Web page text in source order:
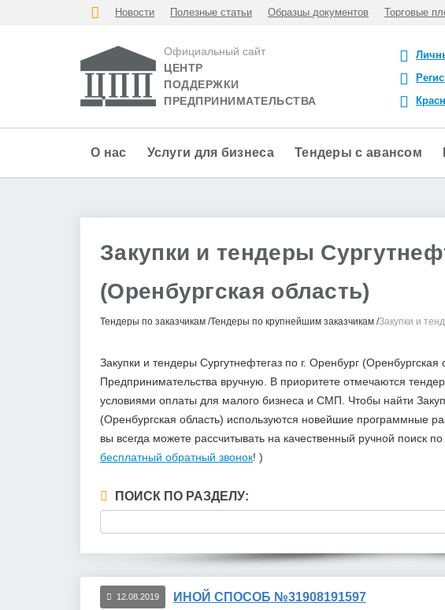
Новости Полезные статьи Образцы документов Торговые
Официальный сайт
ЦЕНТР
ПОДДЕРЖКИ
ПРЕДПРИНИМАТЕЛЬСТВА
О нас Услуги для бизнеса Тендеры с авансом
Закупки и тендеры
(Оренбургская область)
Тендеры по заказчикам Тендеры по крупнейшим заказчикам Закупки и
Закупки и тендеры Сургутнефтегаз по г. Оренбург
Предпринимательства вручную. В приоритете отмечаются
условиями оплаты для малого бизнеса и СМП. Чтобы найти
(Оренбургская область) используются новейшие программные
вы всегда можете рассчитывать на качественный ручной поиск
бесплатный обратный звонок! )
ПОИСК ПО РАЗДЕЛУ:
12.08.2019 ИНОЙ СПОСОБ №31908191597